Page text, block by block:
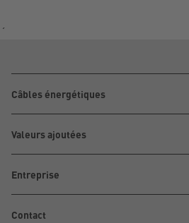
´
Câbles énergétiques
Valeurs ajoutées
Entreprise
Contact